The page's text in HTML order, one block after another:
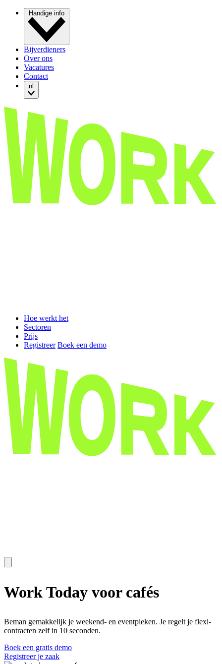
Handige info
Bijverdieners
Over ons
Vacatures
Contact
nl
Hoe werkt het
Sectoren
Prijs
Registreer Boek een demo
Work Today voor cafés
Beman gemakkelijk je weekend- en eventpieken. Je regelt je flexi-
contracten zelf in 10 seconden.
Boek een gratis demo
Registreer je zaak